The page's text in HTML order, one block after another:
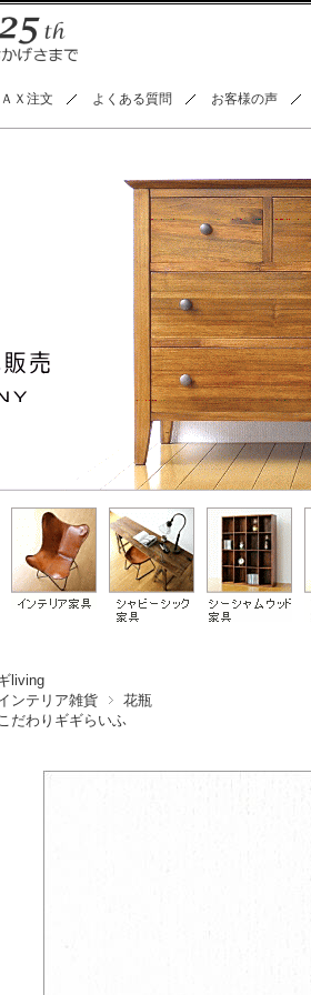
Ｘ注文 よくある質問 お客様の声
living
ンテリア雑貨
花瓶
だわりギギらいふ